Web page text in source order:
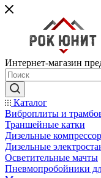
Интернет-магазин
Каталог
Виброплиты и
Траншейные катки
Дизельные
Дизельные
Осветительные мачты
Пневмопробойники